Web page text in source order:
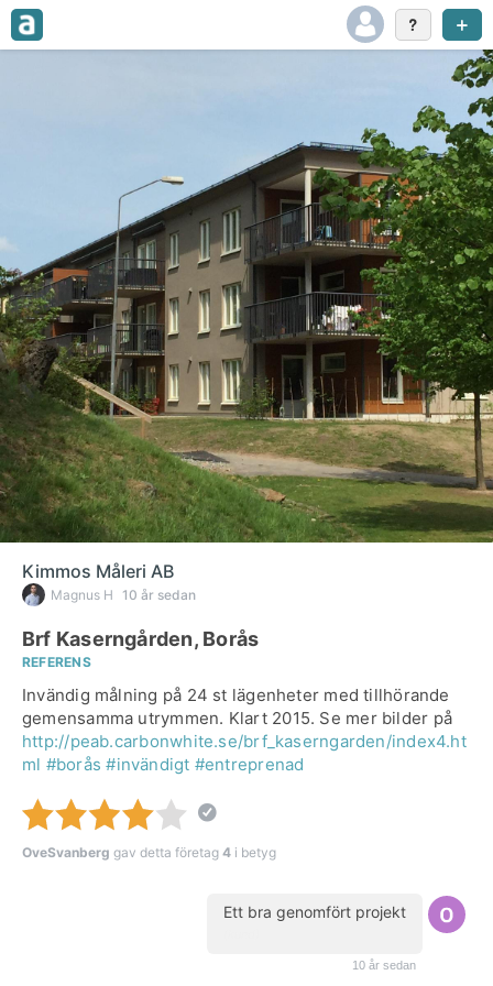
Kimmos Måleri AB
Magnus H 10 år sedan
Brf Kaserngården, Borås
REFERENS
Invändig målning på 24 st lägenheter med tillhörande
gemensamma utrymmen. Klart 2015. Se mer bilder på
http://peab.carbonwhite.se/brf_kaserngarden/index4.ht
ml #borås #invändigt #entreprenad
OveSvanberg gav detta företag 4 i betyg
Ett bra genomfört projekt
10 år sedan